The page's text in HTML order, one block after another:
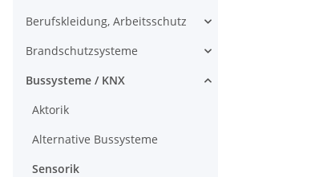
Berufskleidung, Arbeitsschutz
Brandschutzsysteme
Bussysteme / KNX
Aktorik
Alternative Bussysteme
Sensorik